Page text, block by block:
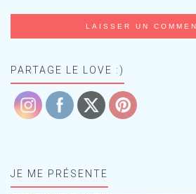
PARTAGE LE LOVE :)
JE ME PRÉSENTE